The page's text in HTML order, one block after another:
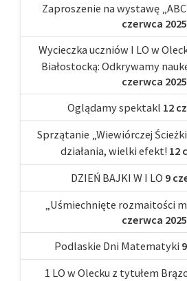
Zaproszenie na wystawę „ABC
czerwca 2025
Wycieczka uczniów I LO w
Białostocką: Odkrywamy
czerwca 2025
Oglądamy spektakl 12
Sprzątanie „Wiewiórczej
działania, wielki efekt! 12
DZIEŃ BAJKI W I LO 9
„Uśmiechnięte rozmaitości
czerwca 2025
Podlaskie Dni Matematyki
1 LO w Olecku z tytułem